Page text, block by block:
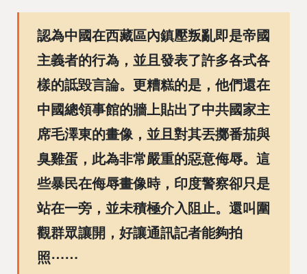
認為中國在西藏區內鎮壓叛亂即是帝國
主義者的行為，並且發表了許多各式各
樣的詆毀言論。更糟糕的是，他們還在
中國總領事館的牆上貼出了中共國家主
席毛澤東的畫像，並且對其丟擲番茄與
臭雞蛋，此為非常嚴重的惡意侮辱。這
些暴民在侮辱畫像時，印度警察卻只是
站在一旁，並未積極介入阻止。還叫圍
觀群眾讓開，好讓通訊記者能夠拍
照⋯⋯